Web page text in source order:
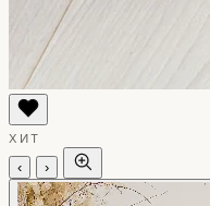
ХИТ
‹ ›